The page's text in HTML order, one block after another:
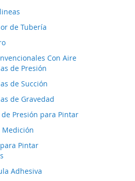
de Tubería
Con Aire
de Presión
de Succión
de Gravedad
Presión para Pintar
Medición
Pintar
Adhesiva